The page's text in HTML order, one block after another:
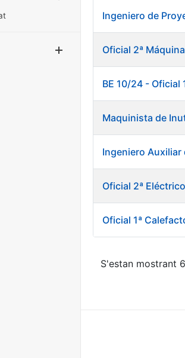
Mostra/Amaga
Ingeniero de
Oficial 2ª
BE 10/24 - Oficial
Maquinista de
Ingeniero Auxiliar
Oficial 2ª
Oficial 1ª
S'estan mostrant